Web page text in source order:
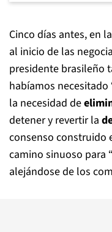
Cinco días antes, en
al inicio de las
presidente brasileño
habíamos necesitado
la necesidad de
detener y revertir la
consenso construido
camino sinuoso para
alejándose de los